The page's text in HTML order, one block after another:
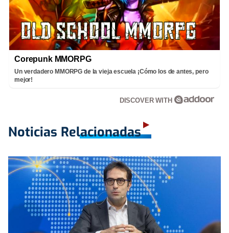
Corepunk MMORPG
Un verdadero MMORPG de la vieja escuela ¡Cómo los de antes, pero
mejor!
DISCOVER WITH
Noticias Relacionadas